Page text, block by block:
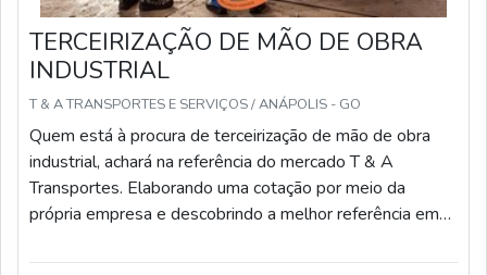
TERCEIRIZAÇÃO DE MÃO DE OBRA
INDUSTRIAL
T & A TRANSPORTES E SERVIÇOS / ANÁPOLIS - GO
Quem está à procura de terceirização de mão de obra
industrial, achará na referência do mercado T & A
Transportes. Elaborando uma cotação por meio da
própria empresa e descobrindo a melhor referência em
obra industrial, com os melhores profissionais da T & A